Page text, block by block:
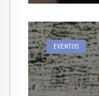
EVENTOS